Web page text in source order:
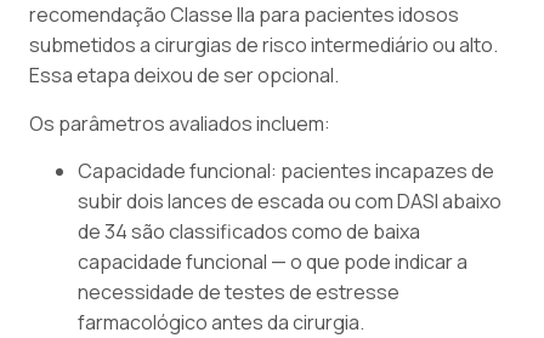
recomendação Classe IIa para pacientes idosos
submetidos a cirurgias de risco intermediário ou alto.
Essa etapa deixou de ser opcional.
Os parâmetros avaliados incluem:
Capacidade funcional: pacientes incapazes de
subir dois lances de escada ou com DASI abaixo
de 34 são classificados como de baixa
capacidade funcional — o que pode indicar a
necessidade de testes de estresse
farmacológico antes da cirurgia.